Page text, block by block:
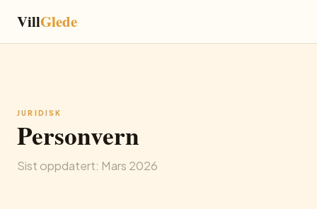
VillGlede
JURIDISK
Personvern
Sist oppdatert: Mars 2026